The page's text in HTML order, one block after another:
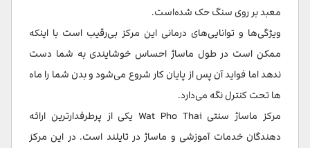
معبد بر روی سنگ حک شده‌است.
ویژگی‌ها و توانایی‌های درمانی این مرکز بی‌رقیب است با اینکه
ممکن است در طول ماساژ احساس خوشایندی به شما دست
ندهد اما فواید آن پس از پایان کار شروع می‌شود و بدن شما را ماه
ها تحت کنترل نگه می‌دارد.
مرکز ماساژ سنتی Wat Pho Thai یکی از پرطرفدارترین ارائه
دهندگان خدمات آموزشی و ماساژ در تایلند است. در این مرکز